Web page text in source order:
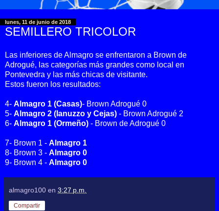
lunes, 11 de junio de 2018
SEMILLERO TRICOLOR
Las inferiores de Almagro se enfrentaron a Brown de
Adrogué, las categorías más grandes como local en
Pontevedra y las más chicas de visitante.
Estos fueron los resultados:
4- Almagro 1 (Casas)- Brown Adrogué 0
5- Almagro 2 (Ianuzzo y Cejas) - Brown Adrogué 2
6- Almagro 1 (Ormeño) - Brown de Adrogué 0
7- Brown 1 - Almagro 1
8- Brown 3 - Almagro 0
9- Brown 4 - Almagro 0
almagro100 en 3:27 p.m.
Compartir